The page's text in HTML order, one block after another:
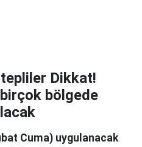
Dikkat!
bölgede
Cuma) uygulanacak